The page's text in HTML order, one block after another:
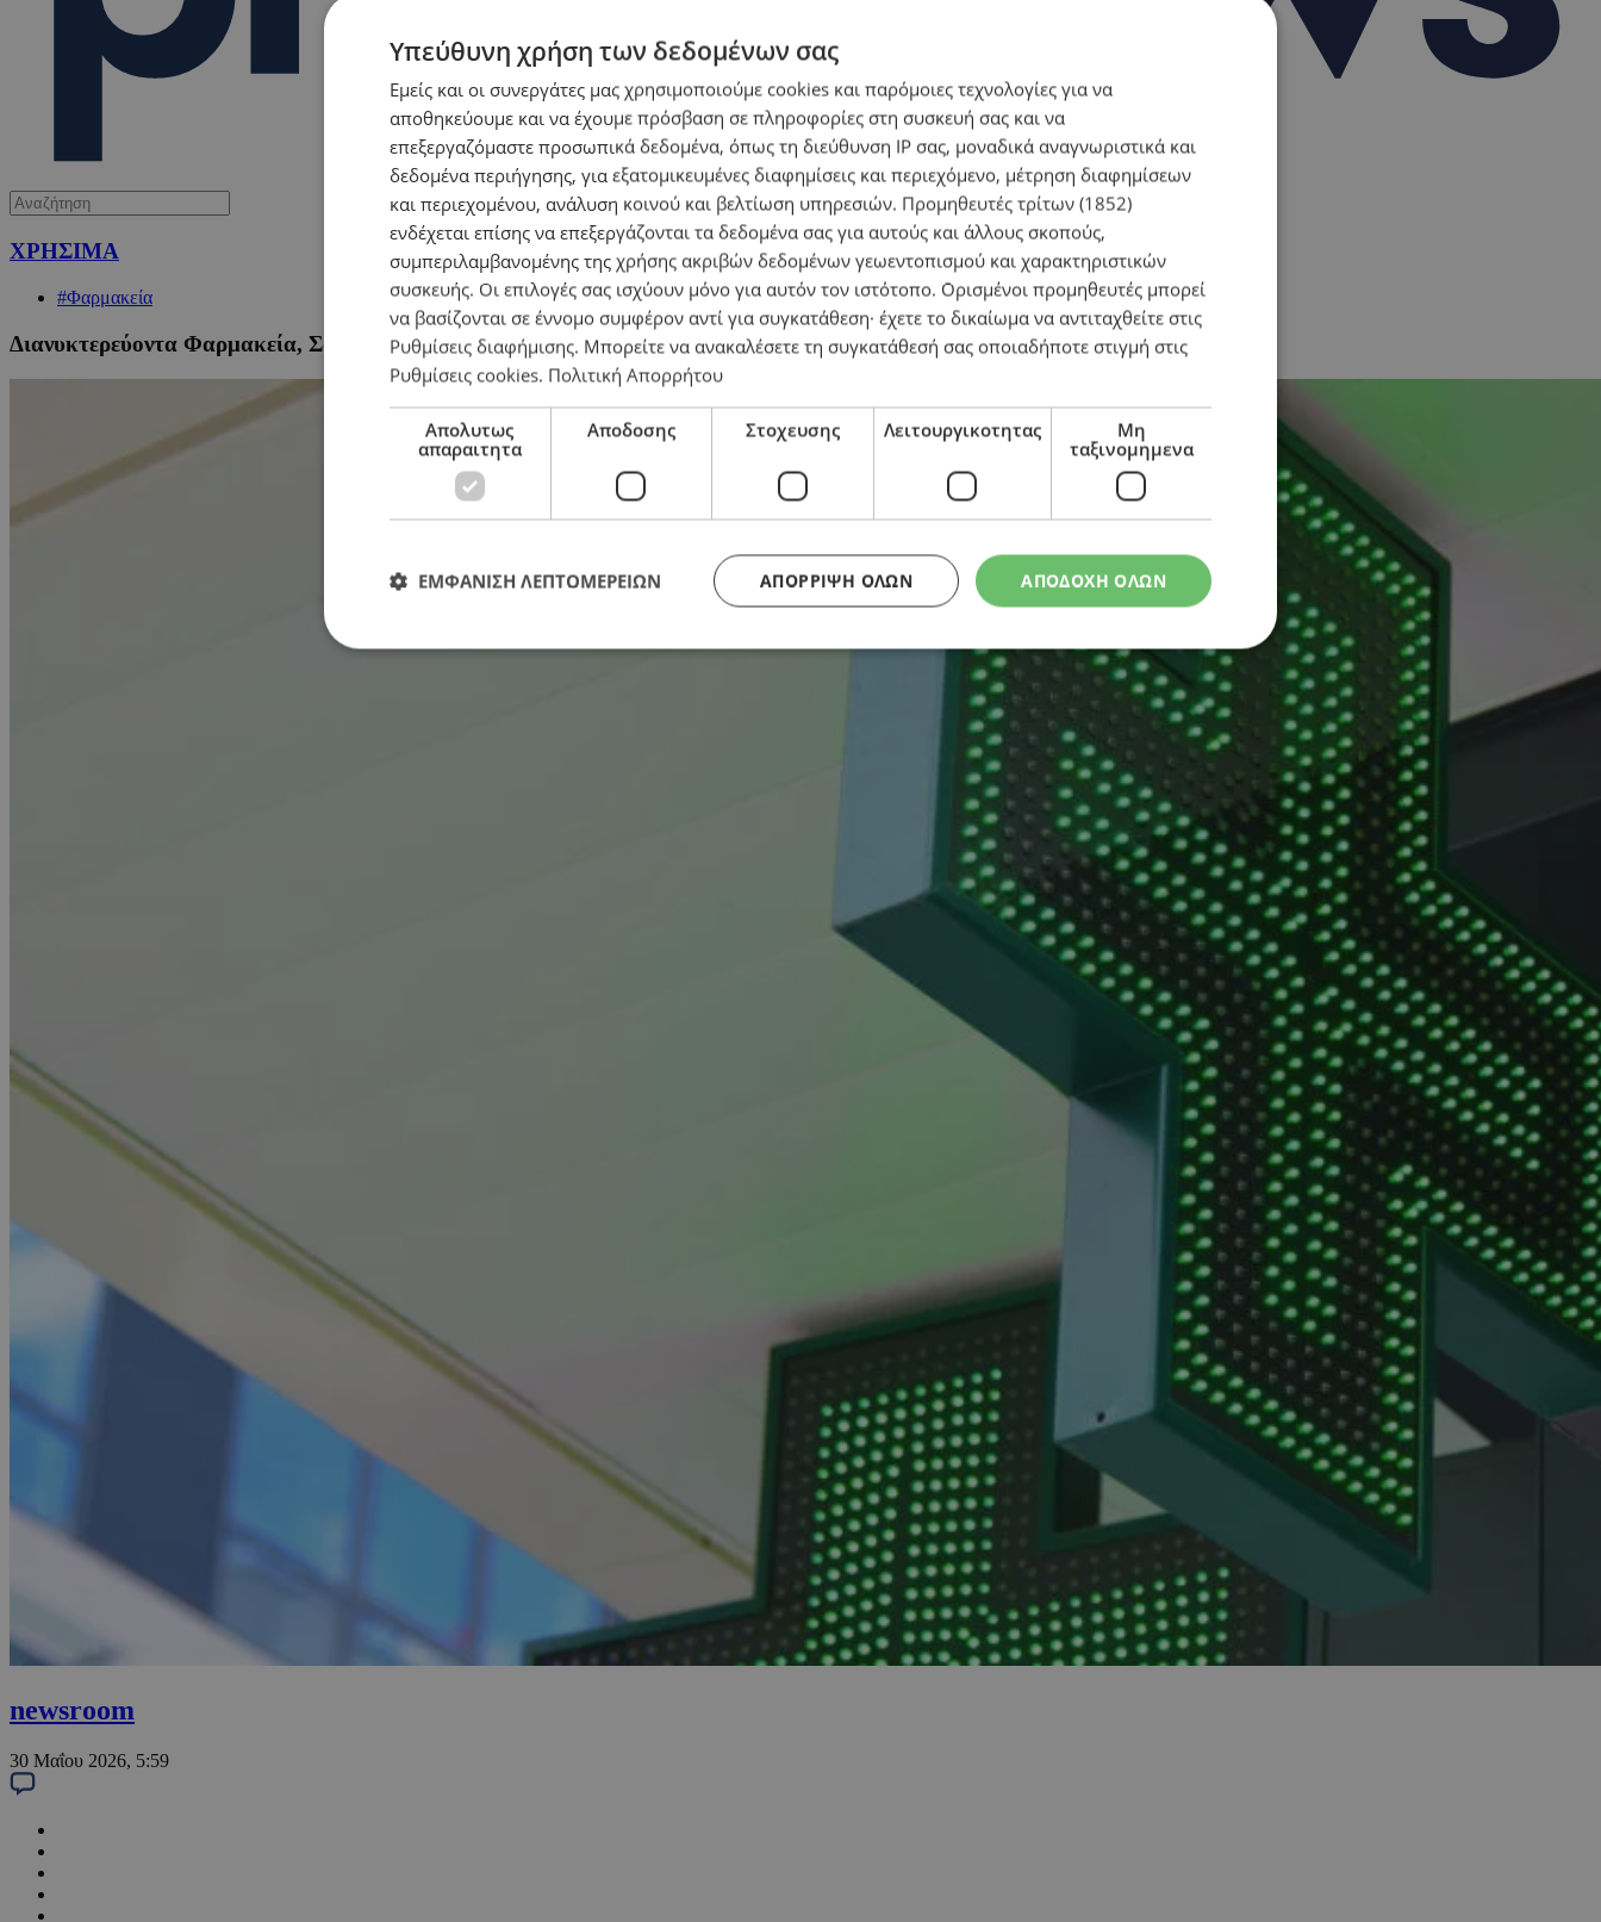
ΧΡΗΣΙΜΑ
#Φαρμακεία
Διανυκτερεύοντα Φαρμακεία, Σάββατο 30 Μαΐου
newsroom
30 Μαΐου 2026, 5:59
Υπεύθυνη χρήση των δεδομένων σας
Εμείς και οι συνεργάτες μας χρησιμοποιούμε cookies και παρόμοιες τεχνολογίες για να
αποθηκεύουμε και να έχουμε πρόσβαση σε πληροφορίες στη συσκευή σας και να
επεξεργαζόμαστε προσωπικά δεδομένα, όπως τη διεύθυνση IP σας, μοναδικά αναγνωριστικά και
δεδομένα περιήγησης, για εξατομικευμένες διαφημίσεις και περιεχόμενο, μέτρηση διαφημίσεων
και περιεχομένου, ανάλυση κοινού και βελτίωση υπηρεσιών. Προμηθευτές τρίτων (1852)
ενδέχεται επίσης να επεξεργάζονται τα δεδομένα σας για αυτούς και άλλους σκοπούς,
συμπεριλαμβανομένης της χρήσης ακριβών δεδομένων γεωεντοπισμού και χαρακτηριστικών
συσκευής. Οι επιλογές σας ισχύουν μόνο για αυτόν τον ιστότοπο. Ορισμένοι προμηθευτές μπορεί
να βασίζονται σε έννομο συμφέρον αντί για συγκατάθεση· έχετε το δικαίωμα να αντιταχθείτε στις
Ρυθμίσεις διαφήμισης. Μπορείτε να ανακαλέσετε τη συγκατάθεσή σας οποιαδήποτε στιγμή στις
Ρυθμίσεις cookies. Πολιτική Απορρήτου
Απολυτως
απαραιτητα
Αποδοσης Στοχευσης Λειτουργικοτητας
Μη
ταξινομημενα
ΑΠΟΔΟΧΗ ΟΛΩΝ
ΑΠΌΡΡΙΨΗ ΌΛΩΝ
ΕΜΦΑΝΙΣΗ ΛΕΠΤΟΜΕΡΕΙΩΝ